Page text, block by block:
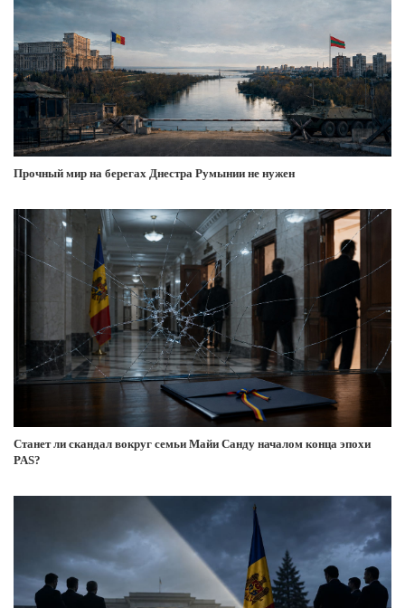
Прочный мир на берегах Днестра Румынии не нужен
Станет ли скандал вокруг семьи Майи Санду началом конца эпохи
PAS?